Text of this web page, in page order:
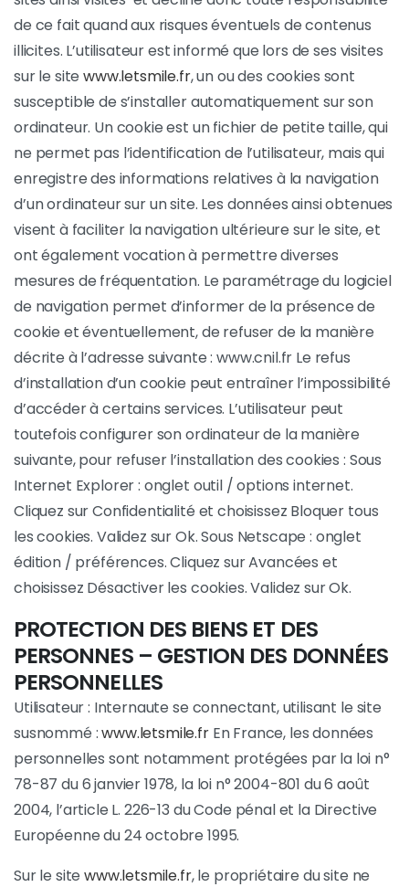
de ce fait quand aux risques éventuels de contenus
illicites. L’utilisateur est informé que lors de ses visites
sur le sitewww.letsmile.fr, un ou des cookies sont
susceptible de s’installer automatiquement sur son
ordinateur. Un cookie est un fichier de petite taille, qui
ne permet pas l’identification de l’utilisateur, mais qui
enregistre des informations relatives à la navigation
d’un ordinateur sur un site. Les données ainsi obtenues
visent à faciliter la navigation ultérieure sur le site, et
ont également vocation à permettre diverses
mesures de fréquentation. Le paramétrage du logiciel
de navigation permet d’informer de la présence de
cookie et éventuellement, de refuser de la manière
décrite à l’adresse suivante : www.cnil.fr Le refus
d’installation d’un cookie peut entraîner l’impossibilité
d’accéder à certains services. L’utilisateur peut
toutefois configurer son ordinateur de la manière
suivante, pour refuser l’installation des cookies : Sous
Internet Explorer : onglet outil / options internet.
Cliquez sur Confidentialité et choisissez Bloquer tous
les cookies. Validez sur Ok. Sous Netscape : onglet
édition / préférences. Cliquez sur Avancées et
choisissez Désactiver les cookies. Validez sur Ok.
PROTECTION DES BIENS ET DES
PERSONNES – GESTION DES DONNÉES
PERSONNELLES
Utilisateur : Internaute se connectant, utilisant le site
susnommé :www.letsmile.frEn France, les données
personnelles sont notamment protégées par la loi n°
78-87 du 6 janvier 1978, la loi n° 2004-801 du 6 août
2004, l’article L. 226-13 du Code pénal et la Directive
Européenne du 24 octobre 1995.
Sur le sitewww.letsmile.fr, le propriétaire du site ne